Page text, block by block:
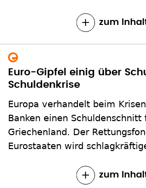
zum
Euro-Gipfel einig über
Schuldenkrise
Europa verhandelt beim
Banken einen Schuldenschnitt
Griechenland. Der
Eurostaaten wird
zum